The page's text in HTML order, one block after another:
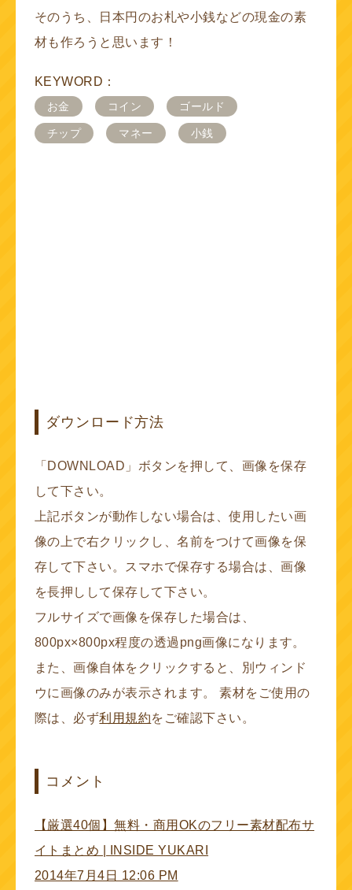
そのうち、日本円のお札や小銭などの現金の素
材も作ろうと思います！
KEYWORD：
お金 コイン ゴールド
チップ マネー 小銭
ダウンロード方法
「DOWNLOAD」ボタンを押して、画像を保存
して下さい。
上記ボタンが動作しない場合は、使用したい画
像の上で右クリックし、名前をつけて画像を保
存して下さい。スマホで保存する場合は、画像
を長押しして保存して下さい。
フルサイズで画像を保存した場合は、
800px×800px程度の透過png画像になります。
また、画像自体をクリックすると、別ウィンド
ウに画像のみが表示されます。 素材をご使用の
際は、必ず利用規約をご確認下さい。
コメント
【厳選40個】無料・商用OKのフリー素材配布サ
イトまとめ | INSIDE YUKARI
2014年7月4日 12:06 PM